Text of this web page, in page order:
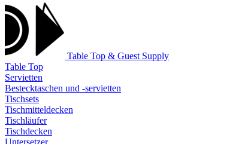
Table Top & Guest Supply
Table Top
Servietten
Bestecktaschen und -servietten
Tischsets
Tischmitteldecken
Tischläufer
Tischdecken